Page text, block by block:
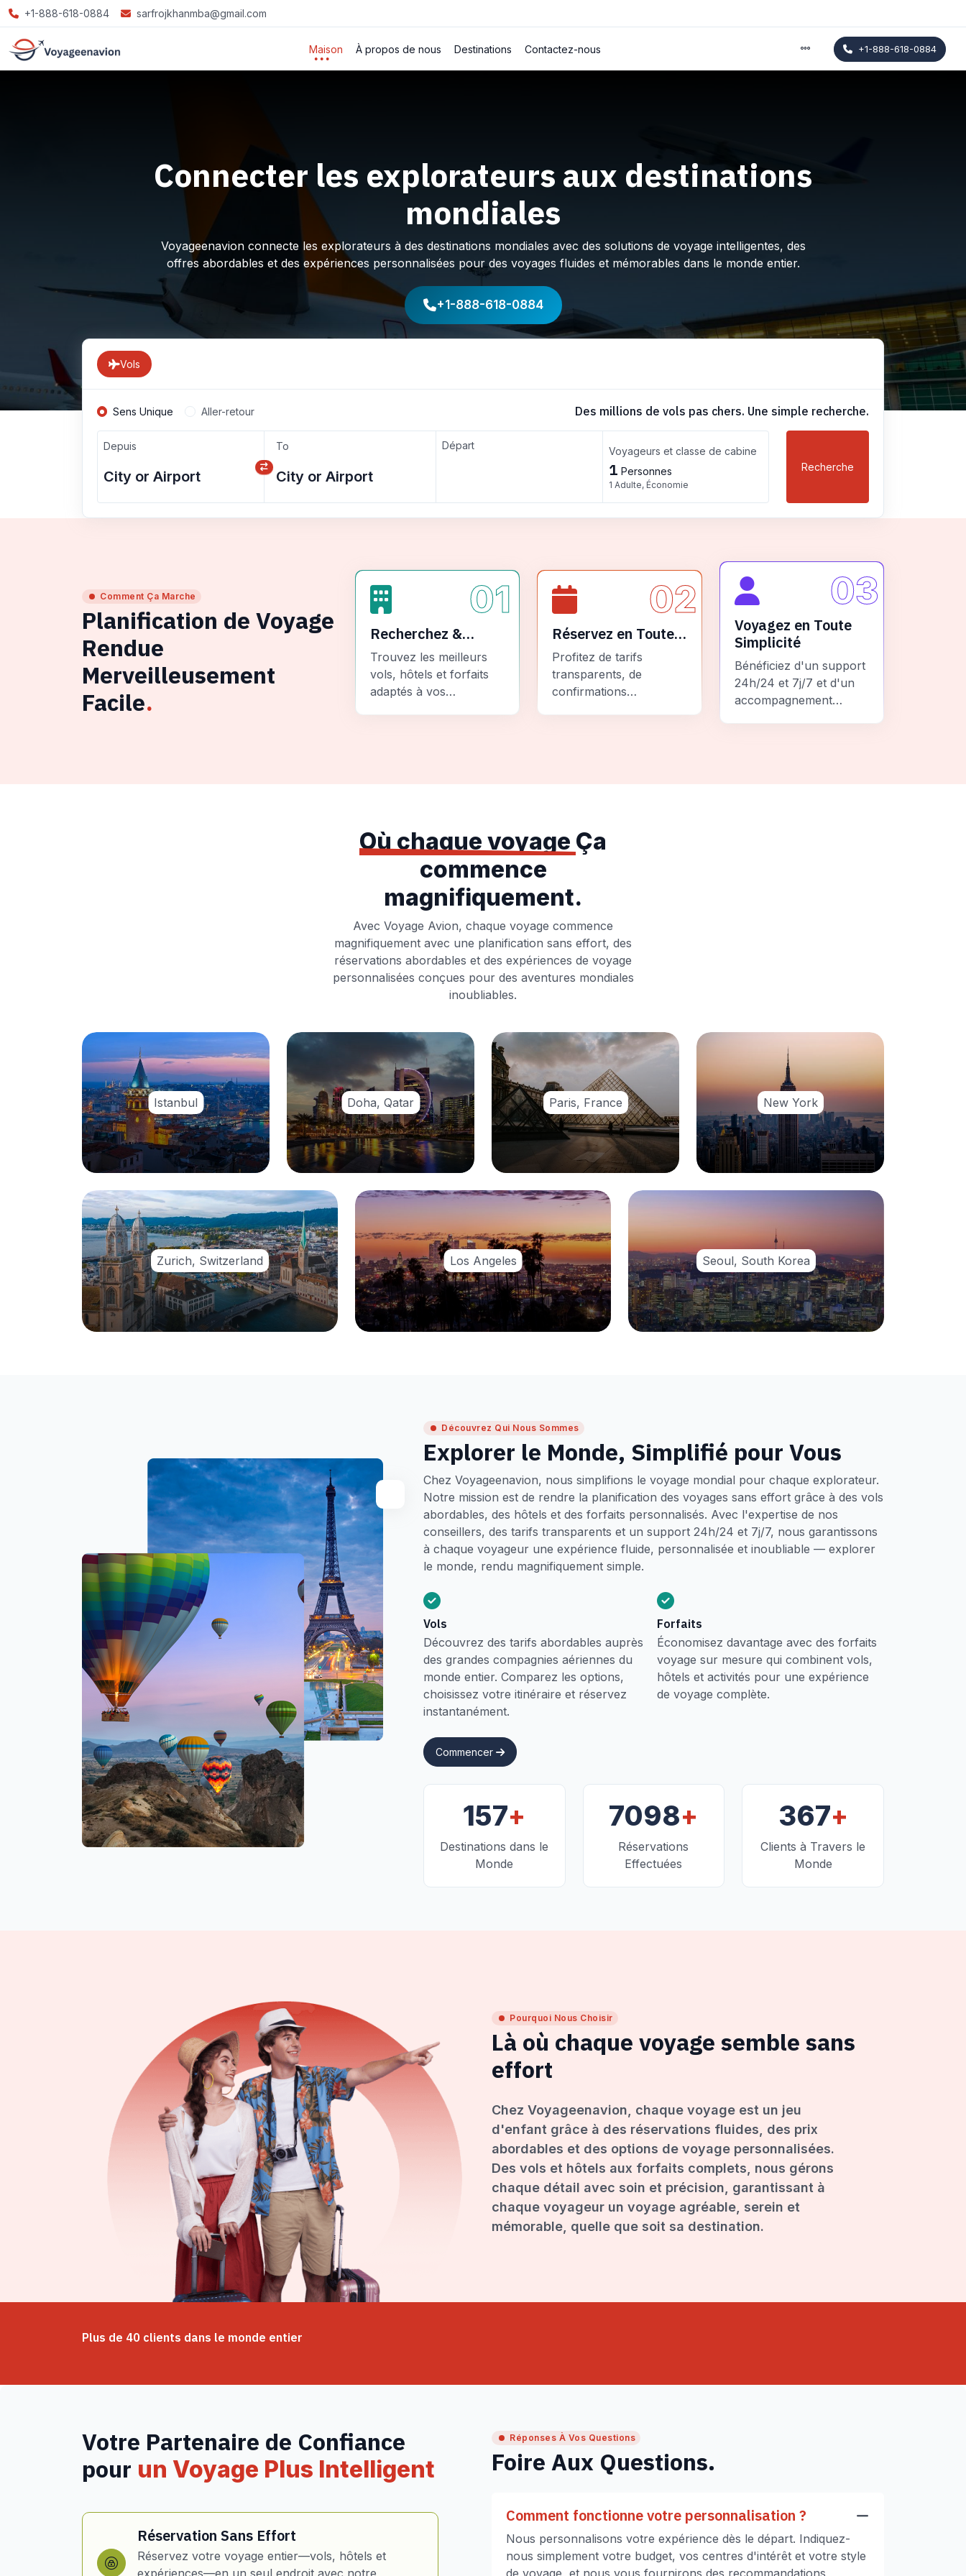
+1-888-618-0884 sarfrojkhanmba@gmail.com
Maison À propos de nous Destinations Contactez-nous +1-888-618-0884
Connecter les explorateurs aux destinations
mondiales
Voyageenavion connecte les explorateurs à des destinations mondiales avec des solutions de voyage intelligentes, des
offres abordables et des expériences personnalisées pour des voyages fluides et mémorables dans le monde entier.
+1-888-618-0884
Vols
Sens Unique Aller-retour Des millions de vols pas chers. Une simple recherche.
Depuis To Départ Voyageurs et classe de cabine
1 Personnes
1 Adulte, Économie
Recherche
Comment Ça Marche
Planification de Voyage
Rendue
Merveilleusement
Facile.
01
Recherchez &
Comparez
Trouvez les meilleurs
vols, hôtels et forfaits
adaptés à vos
02
Réservez en Toute
Sécurité
Profitez de tarifs
transparents, de
confirmations
03
Voyagez en Toute
Simplicité
Bénéficiez d'un support
24h/24 et 7j/7 et d'un
accompagnement
Où chaque voyage Ça
commence
magnifiquement.
Avec Voyage Avion, chaque voyage commence
magnifiquement avec une planification sans effort, des
réservations abordables et des expériences de voyage
personnalisées conçues pour des aventures mondiales
inoubliables.
Istanbul Doha, Qatar Paris, France New York
Zurich, Switzerland Los Angeles Seoul, South Korea
Découvrez Qui Nous Sommes
Explorer le Monde, Simplifié pour Vous
Chez Voyageenavion, nous simplifions le voyage mondial pour chaque explorateur.
Notre mission est de rendre la planification des voyages sans effort grâce à des vols
abordables, des hôtels et des forfaits personnalisés. Avec l'expertise de nos
conseillers, des tarifs transparents et un support 24h/24 et 7j/7, nous garantissons
à chaque voyageur une expérience fluide, personnalisée et inoubliable — explorer
le monde, rendu magnifiquement simple.
Vols
Découvrez des tarifs abordables auprès
des grandes compagnies aériennes du
monde entier. Comparez les options,
choisissez votre itinéraire et réservez
instantanément.
Forfaits
Économisez davantage avec des forfaits
voyage sur mesure qui combinent vols,
hôtels et activités pour une expérience
de voyage complète.
Commencer
157+
Destinations dans le
Monde
7098+
Réservations
Effectuées
367+
Clients à Travers le
Monde
Pourquoi Nous Choisir
Là où chaque voyage semble sans
effort
Chez Voyageenavion, chaque voyage est un jeu
d'enfant grâce à des réservations fluides, des prix
abordables et des options de voyage personnalisées.
Des vols et hôtels aux forfaits complets, nous gérons
chaque détail avec soin et précision, garantissant à
chaque voyageur un voyage agréable, serein et
mémorable, quelle que soit sa destination.
Plus de 40 clients dans le monde entier
Votre Partenaire de Confiance
pour un Voyage Plus Intelligent
Réservation Sans Effort
Réservez votre voyage entier—vols, hôtels et
expériences—en un seul endroit avec notre
Réponses À Vos Questions
Foire Aux Questions.
Comment fonctionne votre personnalisation ?
Nous personnalisons votre expérience dès le départ. Indiquez-
nous simplement votre budget, vos centres d'intérêt et votre style
de voyage, et nous vous fournirons des recommandations